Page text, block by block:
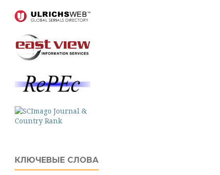
КЛЮЧЕВЫЕ СЛОВА